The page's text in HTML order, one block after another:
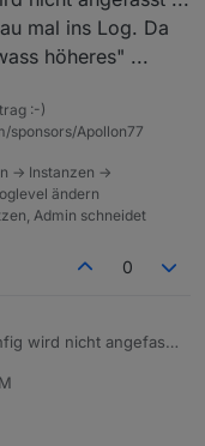
.
360 drinnen
mal ins Log. Da
höheres" ...
:-)
sponsors/Apollon77
-> Instanzen ->
ändern
Admin schneidet
0
wird nicht angefasst
setzte wass höheres"